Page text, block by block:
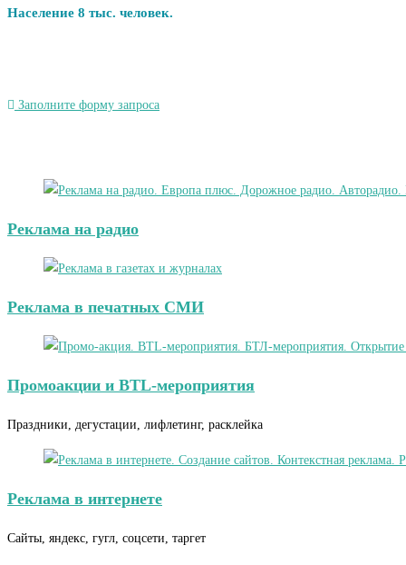
Население 8 тыс. человек.
Заполните форму запроса
Реклама на радио
Реклама в печатных СМИ
Промоакции и BTL-мероприятия
Праздники, дегустации, лифлетинг, расклейка
Реклама в интернете
Сайты, яндекс, гугл, соцсети, таргет